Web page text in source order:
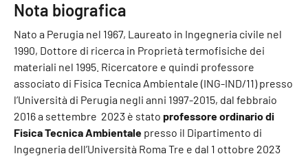
Nota biografica
Nato a Perugia nel 1967, Laureato in Ingegneria civile nel
1990, Dottore di ricerca in Proprietà termofisiche dei
materiali nel 1995. Ricercatore e quindi professore
associato di Fisica Tecnica Ambientale (ING-IND/11) presso
l’Università di Perugia negli anni 1997-2015, dal febbraio
2016 a settembre 2023 è stato professore ordinario di
Fisica Tecnica Ambientale presso il Dipartimento di
Ingegneria dell’Università Roma Tre e dal 1 ottobre 2023